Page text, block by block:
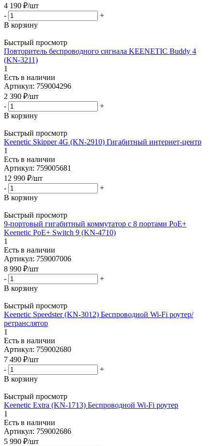
4 190 ₽/шт
-
+
В корзину
Быстрый просмотр
Повторитель беспроводного сигнала KEENETIC Buddy 4
(KN-3211)
1
Есть в наличии
Артикул: 759004296
2 390 ₽/шт
-
+
В корзину
Быстрый просмотр
Keenetic Skipper 4G (KN-2910) Гигабитный интернет-центр
1
Есть в наличии
Артикул: 759005681
12 990 ₽/шт
-
+
В корзину
Быстрый просмотр
9-портовый гигабитный коммутатор с 8 портами PoE+
Keenetic PoE+ Switch 9 (KN-4710)
1
Есть в наличии
Артикул: 759007006
8 990 ₽/шт
-
+
В корзину
Быстрый просмотр
Keenetic Speedster (KN-3012) Беспроводной Wi-Fi роутер/
ретранслятор
1
Есть в наличии
Артикул: 759002680
7 490 ₽/шт
-
+
В корзину
Быстрый просмотр
Keenetic Extra (KN-1713) Беспроводной Wi-Fi роутер
1
Есть в наличии
Артикул: 759002686
5 990 ₽/шт